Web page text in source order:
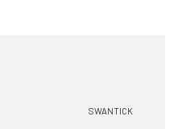
SWANTICK